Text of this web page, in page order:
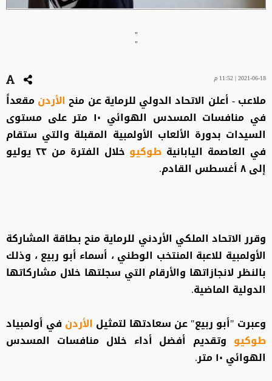
"
"
2021-06-18 | 11:52 م
ملاعب - أعلن الاتحاد الدولي للرماية عن منحالأردنمقعداً
في منافسات المسدس الهوائي ١٠ متر على مستوى
السيدات بدورة الألعاب الأولمبية المقبلة والتي ستقام
في العاصمة اليابانية طوكيو
خلال الفترة من ٢٣ يوليو
إلى ٨ أغسطس القادم.
وقرر الاتحاد الملكي الأردني للرماية منح بطاقة المشاركة
الأولمبية للاعبة المنتخب الوطني ، أسماء أبو ربيع ، وذلك
بالنظر لانجازاتها والأرقام التي سجلتها خلال مشاركاتها
الدولية الماضية.
وعبرت "أبو ربيع" عن سعادتها لتمثيل الأردن في أولمبياد
طوكيو وتقديم أفضل أداء خلال منافسات المسدس
الهوائي ١٠ متر.